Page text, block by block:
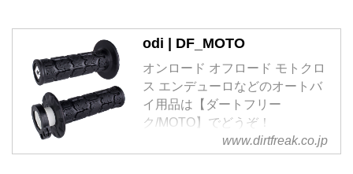
odi | DF_MOTO
オンロード オフロード モトクロ
ス エンデューロなどのオートバ
イ用品は【ダートフリー
ク/MOTO】でどうぞ！
www.dirtfreak.co.jp